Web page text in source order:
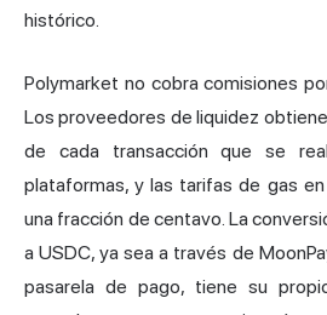
histórico.
Polymarket no cobra comisiones
Los proveedores de liquidez
de cada transacción que se
plataformas, y las tarifas de gas
una fracción de centavo. La
a USDC, ya sea a través de
pasarela de pago, tiene su